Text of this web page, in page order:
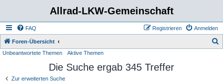
Allrad-LKW-Gemeinschaft
FAQ Anmelden
Registrieren
Foren-Übersicht
Unbeantwortete Themen Aktive Themen
Die Suche ergab 345 Treffer
Zur erweiterten Suche